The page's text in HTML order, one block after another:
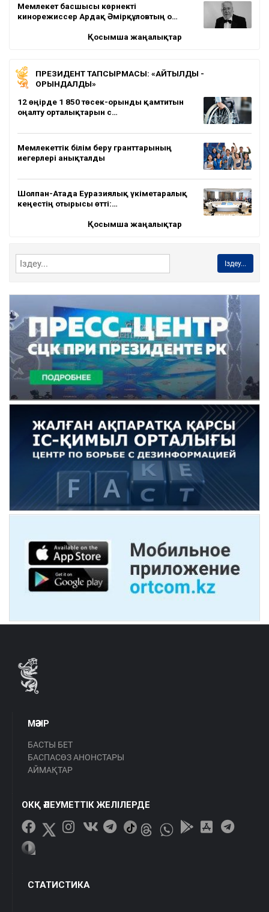
Мемлекет басшысы көрнекті
кинорежиссер Ардақ Әмірқұловтың о…
Қосымша жаңалықтар
ПРЕЗИДЕНТ ТАПСЫРМАСЫ: «АЙТЫЛДЫ -
ОРЫНДАЛДЫ»
12 өңірде 1 850 төсек-орынды қамтитын
оңалту орталықтарын с…
Мемлекеттік білім беру гранттарының
иегерлері анықталды
Шолпан-Атада Еуразиялық үкіметаралық
кеңестің отырысы өтті:…
Қосымша жаңалықтар
Іздеу...
МӘЗІР
БАСТЫ БЕТ
БАСПАСӨЗ АНОНСТАРЫ
АЙМАҚТАР
ОКҚ ӘЛЕУМЕТТІК ЖЕЛІЛЕРДЕ
СТАТИСТИКА